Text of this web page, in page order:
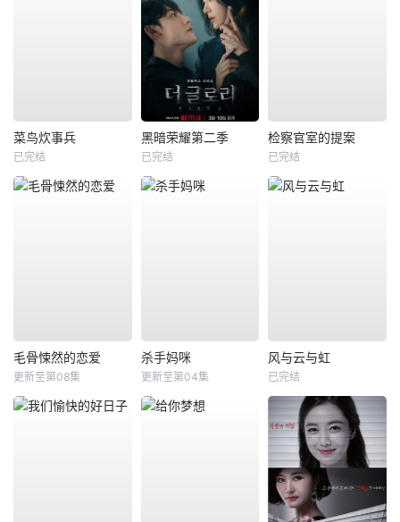
菜鸟炊事兵
已完结
黑暗荣耀第二季
已完结
检察官室的提案
已完结
毛骨悚然的恋爱
更新至第08集
杀手妈咪
更新至第04集
风与云与虹
已完结